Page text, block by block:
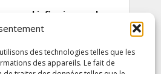
des technologies telles que les
des appareils. Le fait de
infirmier :quels
de soins pour